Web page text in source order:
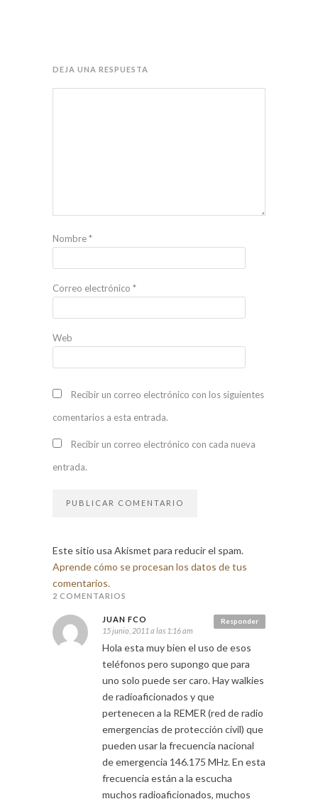
DEJA UNA RESPUESTA
Nombre*
Correo electrónico *
Web
Recibir un correo electrónico con los siguientes
comentarios a esta entrada.
Recibir un correo electrónico con cada nueva
entrada.
Este sitio usa Akismet para reducir el spam.
Aprende cómo se procesan los datos de tus
comentarios.
2 COMENTARIOS
Responder
JUAN FCO
15 junio, 2011 a las 1:16 am
Hola esta muy bien el uso de esos
teléfonos pero supongo que para
uno solo puede ser caro. Hay walkies
de radioaficionados y que
pertenecen a la REMER (red de radio
emergencias de protección civil) que
pueden usar la frecuencia nacional
de emergencia 146.175 MHz. En esta
frecuencia están a la escucha
muchos radioaficionados, muchos